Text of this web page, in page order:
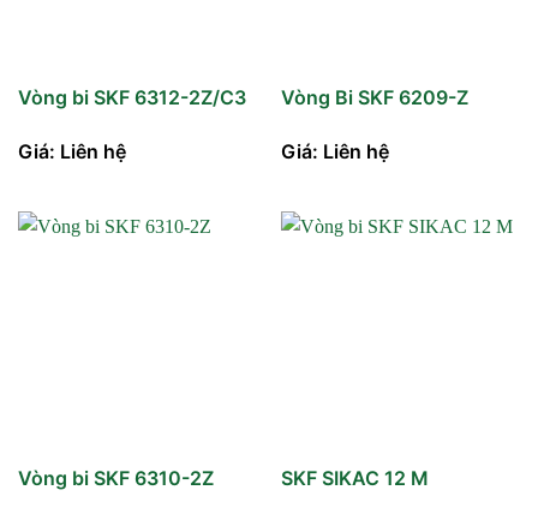
Vòng bi SKF 6312-2Z/C3
Giá: Liên hệ
Vòng Bi SKF 6209-Z
Giá: Liên hệ
Vòng bi SKF 6310-2Z SKF SIKAC 12 M